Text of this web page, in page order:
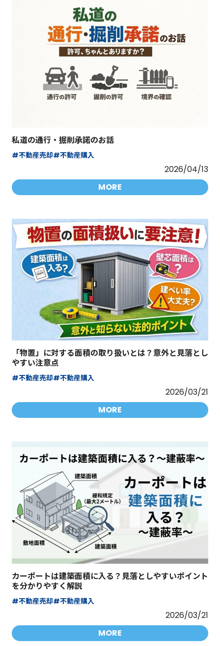
私道の通行・掘削承諾のお話
#不動産売却#不動産購入
2026/04/13
MORE
「物置」に対する面積の取り扱いとは？意外と見落とし
やすい注意点
#不動産売却#不動産購入
2026/03/21
MORE
カーポートは建築面積に入る？見落としやすいポイント
を分かりやすく解説
#不動産売却#不動産購入
2026/03/21
MORE